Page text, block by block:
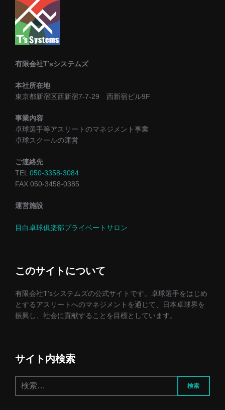
有限会社T’sシステムズ
本社所在地
東京都新宿区西新宿7-7-29 西新宿ビル9F
事業内容
卓球選手等アスリートのマネジメント事業
卓球スクールの運営
ご連絡先
TEL 050-3358-3084
FAX 050-3458-0385
運営施設
目白卓球俱楽部プライベートサロン
このサイトについて
有限会社T’sシステムズの公式サイトです。卓球選手をはじめ
とするアスリートへのマネジメントを通じて、日本卓球界を
振興し、社会に貢献することを目標としています。
サイト内検索
索:
検索